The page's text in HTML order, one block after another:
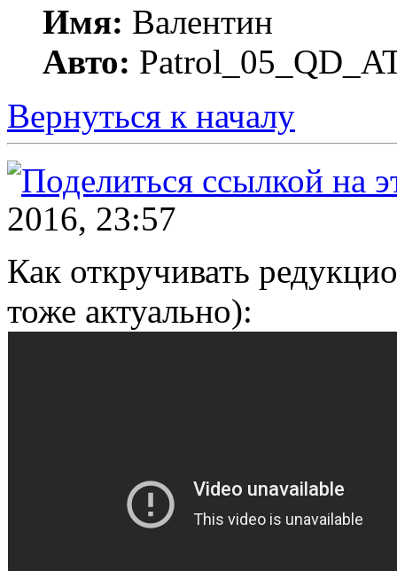
Имя: Валентин
Авто:
Вернуться к началу
2016, 23:57
Как откручивать
тоже актуально):